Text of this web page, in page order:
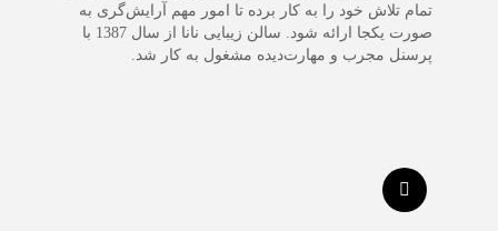
تمام تلاش خود را به کار برده تا امور مهم آرایش‌گری به
صورت یکجا ارائه شود. سالن زیبایی نانا از سال 1387 با
پرسنل مجرب و مهارت‌دیده مشغول به کار شد.